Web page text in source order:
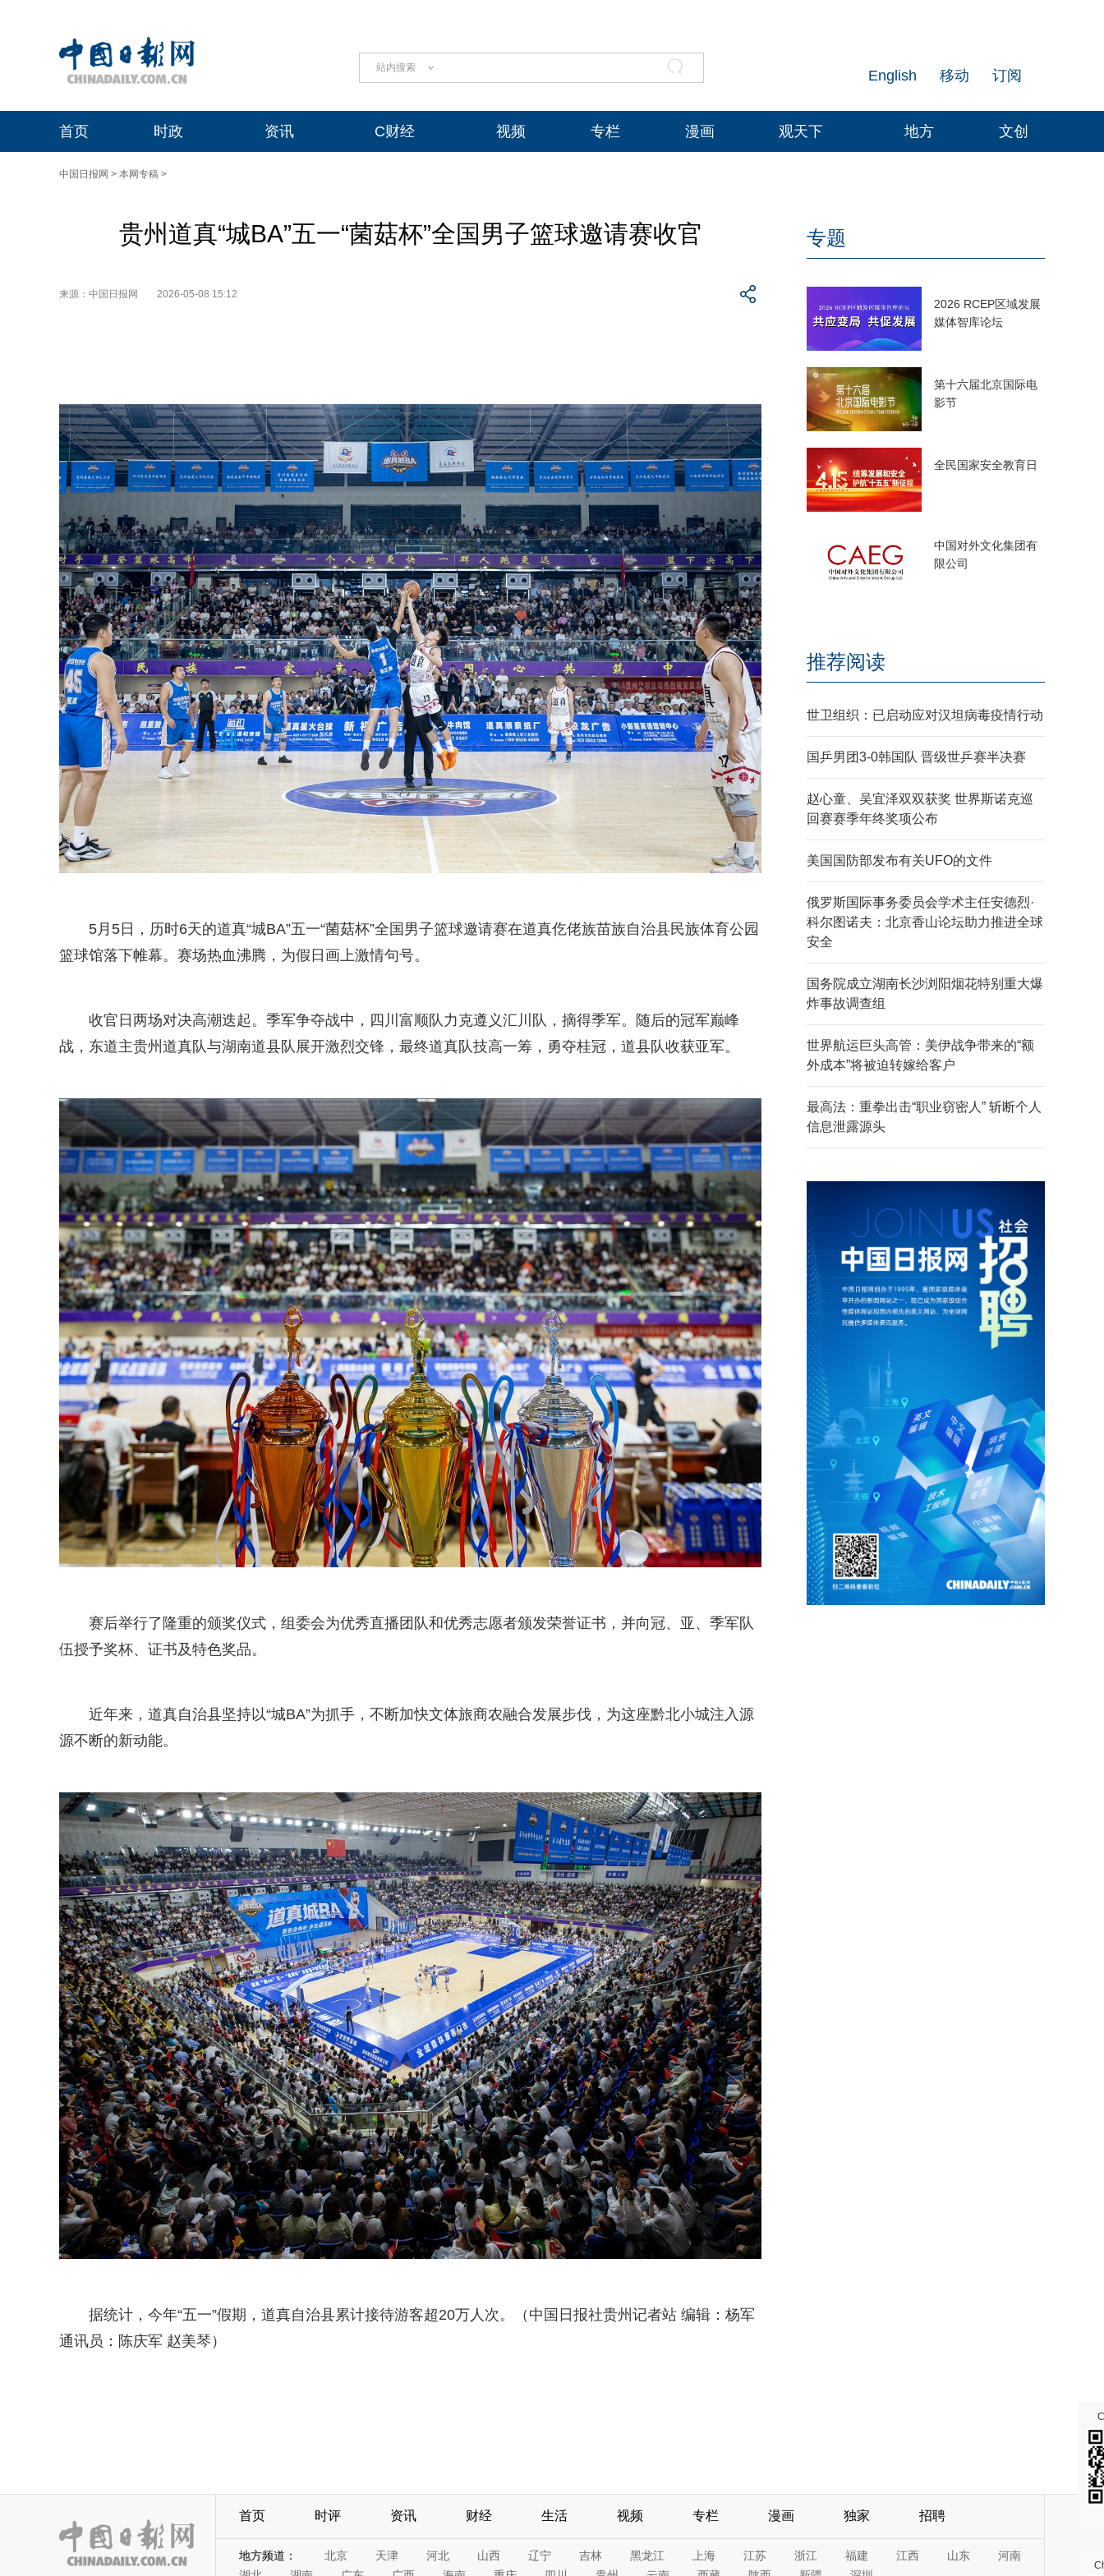
站内搜索 订阅
移动
English
首页 时政 资讯 C财经 视频 专栏 漫画 观天下 地方 文创
中国日报网 > 本网专稿 >
贵州道真“城BA”五一“菌菇杯”全国男子篮球邀请赛收官
来源：中国日报网 2026-05-08 15:12
5月5日，历时6天的道真“城BA”五一“菌菇杯”全国男子篮球邀请赛在道真仡佬族苗族自治县民族体育公园
篮球馆落下帷幕。赛场热血沸腾，为假日画上激情句号。
收官日两场对决高潮迭起。季军争夺战中，四川富顺队力克遵义汇川队，摘得季军。随后的冠军巅峰
战，东道主贵州道真队与湖南道县队展开激烈交锋，最终道真队技高一筹，勇夺桂冠，道县队收获亚军。
赛后举行了隆重的颁奖仪式，组委会为优秀直播团队和优秀志愿者颁发荣誉证书，并向冠、亚、季军队
伍授予奖杯、证书及特色奖品。
近年来，道真自治县坚持以“城BA”为抓手，不断加快文体旅商农融合发展步伐，为这座黔北小城注入源
源不断的新动能。
据统计，今年“五一”假期，道真自治县累计接待游客超20万人次。（中国日报社贵州记者站 编辑：杨军
通讯员：陈庆军 赵美琴）
专题
2026 RCEP区域发展
媒体智库论坛
第十六届北京国际电
影节
全民国家安全教育日
中国对外文化集团有
限公司
推荐阅读
世卫组织：已启动应对汉坦病毒疫情行动
国乒男团3-0韩国队 晋级世乒赛半决赛
赵心童、吴宜泽双双获奖 世界斯诺克巡
回赛赛季年终奖项公布
美国国防部发布有关UFO的文件
俄罗斯国际事务委员会学术主任安德烈·
科尔图诺夫：北京香山论坛助力推进全球
安全
国务院成立湖南长沙浏阳烟花特别重大爆
炸事故调查组
世界航运巨头高管：美伊战争带来的“额
外成本”将被迫转嫁给客户
最高法：重拳出击“职业窃密人” 斩断个人
信息泄露源头
首页 时评 资讯 财经 生活 视频 专栏 漫画 独家 招聘
地方频道： 北京 天津 河北 山西 辽宁 吉林 黑龙江 上海 江苏 浙江 福建 江西 山东
河南